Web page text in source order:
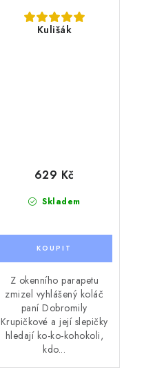
Kulišák
Skladem
629 Kč
Z okenního parapetu
zmizel vyhlášený koláč
paní Dobromily
Krupičkové a její slepičky
hledají ko-ko-kohokoli,
kdo...